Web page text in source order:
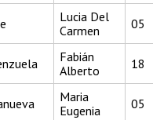
Lucia Del
Carmen
05
Fabián
Alberto
18
Maria
Eugenia
05